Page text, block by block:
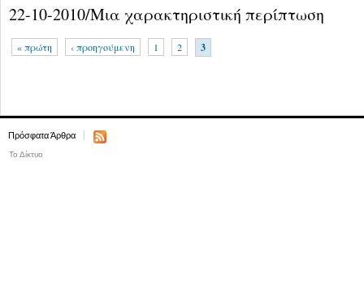
22-10-2010/Μια χαρακτηριστική περίπτωση
« πρώτη ‹ προηγούμενη 1 2 3
Πρόσφατα Άρθρα
Το Δίκτυο